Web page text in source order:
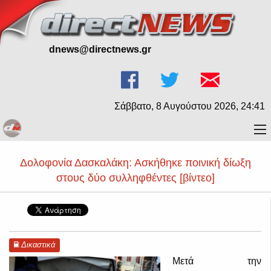
dnews@directnews.gr
Σάββατο, 8 Αυγούστου 2026, 24:41
Δολοφονία Δασκαλάκη: Ασκήθηκε ποινική δίωξη
στους δύο συλληφθέντες [βίντεο]
Δικαστικά
Μετά την